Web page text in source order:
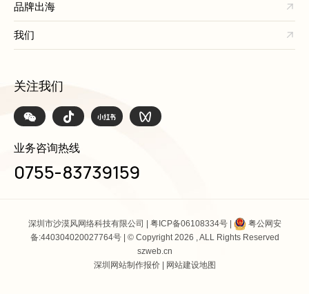
品牌出海
我们
关注我们
业务咨询热线
0755-83739159
深圳市沙漠风网络科技有限公司 | 粤ICP备06108334号|
粤公网安
备:440304020027764号| © Copyright 2026 , ALL Rights Reserved
szweb.cn
深圳网站制作报价| 网站建设地图